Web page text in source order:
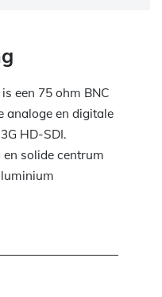
een 75 ohm BNC
analoge en digitale
HD-SDI.
en solide centrum